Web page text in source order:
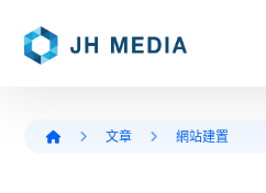
文章 網站建置